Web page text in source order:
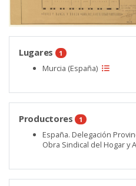
Lugares 1
Murcia (España)
Productores 1
España. Delegación
Obra Sindical del Hogar y